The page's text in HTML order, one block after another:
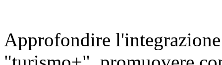
Approfondire